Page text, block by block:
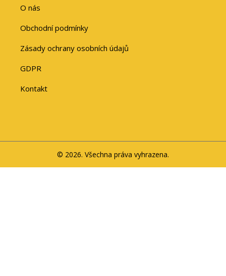
O nás
Obchodní podmínky
Zásady ochrany osobních údajů
GDPR
Kontakt
© 2026. Všechna práva vyhrazena.